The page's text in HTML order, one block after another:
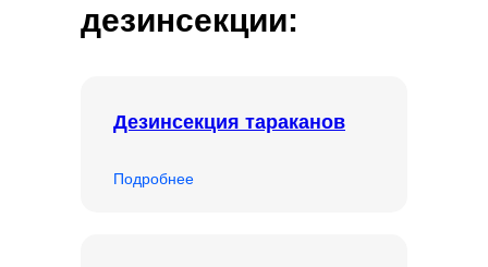
дезинсекции:
Дезинсекция тараканов
Подробнее